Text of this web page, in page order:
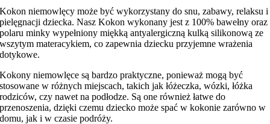
Kokon niemowlęcy może być wykorzystany do snu, zabawy, relaksu i
pielęgnacji dziecka. Nasz Kokon wykonany jest z 100% bawełny oraz
polaru minky wypełniony miękką antyalergiczną kulką silikonową ze
wszytym materacykiem, co zapewnia dziecku przyjemne wrażenia
dotykowe.
Kokony niemowlęce są bardzo praktyczne, ponieważ mogą być
stosowane w różnych miejscach, takich jak łóżeczka, wózki, łóżka
rodziców, czy nawet na podłodze. Są one również łatwe do
przenoszenia, dzięki czemu dziecko może spać w kokonie zarówno w
domu, jak i w czasie podróży.